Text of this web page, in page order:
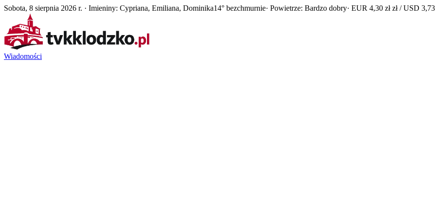
Sobota, 8 sierpnia 2026 r. · Imieniny: Cypriana, Emiliana, Dominika14° bezchmurnie· Powietrze: Bardzo dobry· EUR 4,30 zł zł / USD 3,73
Wiadomości